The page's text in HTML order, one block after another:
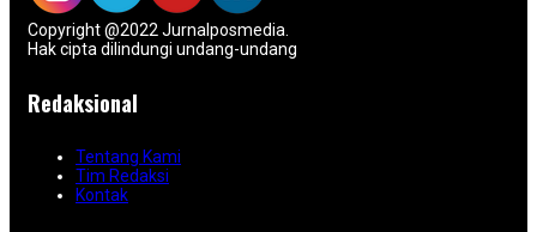
Copyright @2022 Jurnalposmedia.
Hak cipta dilindungi undang-undang
Redaksional
Tentang Kami
Tim Redaksi
Kontak